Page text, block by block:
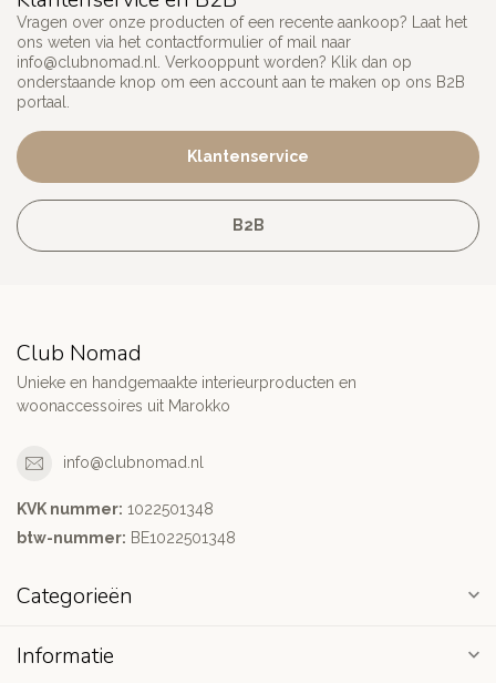
Vragen over onze producten of een recente aankoop? Laat het
ons weten via het contactformulier of mail naar
info@clubnomad.nl
. Verkooppunt worden? Klik dan op
onderstaande knop om een account aan te maken op ons B2B
portaal.
Klantenservice
B2B
Club Nomad
Unieke en handgemaakte interieurproducten en
woonaccessoires uit Marokko
info@clubnomad.nl
KVK nummer: 1022501348
btw-nummer: BE1022501348
Categorieën
Informatie